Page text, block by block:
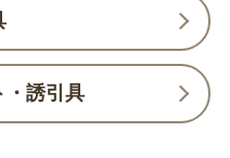
・誘引具